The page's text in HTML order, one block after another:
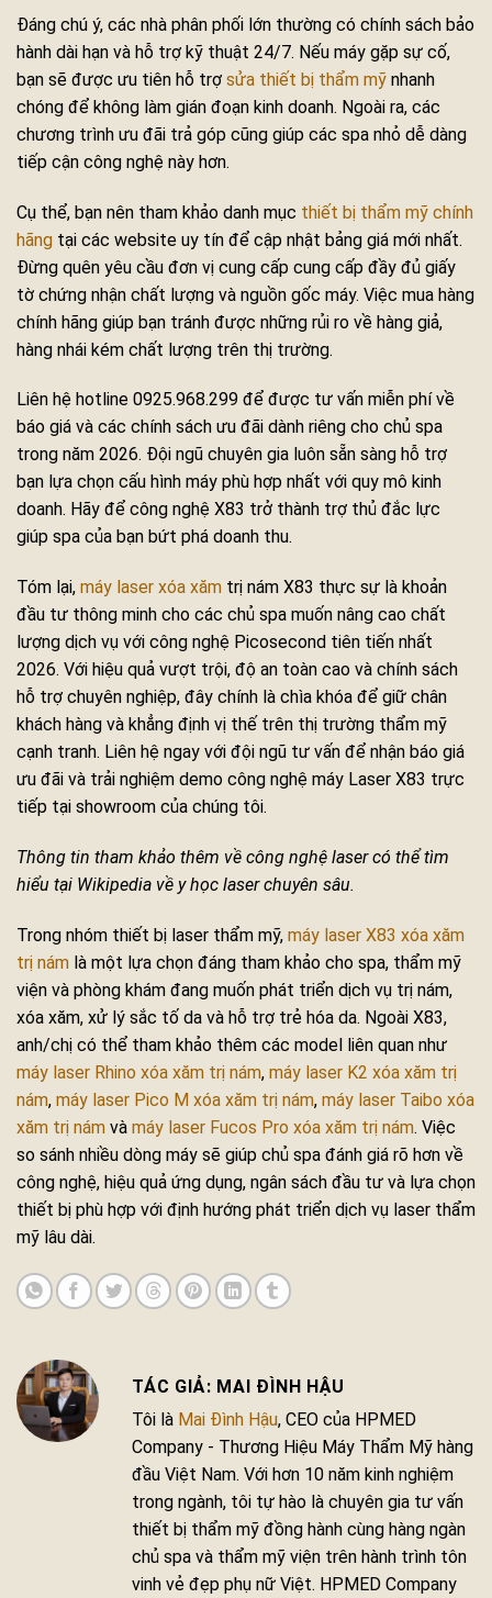
Đáng chú ý, các nhà phân phối lớn thường có chính sách bảo
hành dài hạn và hỗ trợ kỹ thuật 24/7. Nếu máy gặp sự cố,
bạn sẽ được ưu tiên hỗ trợ sửa thiết bị thẩm mỹ nhanh
chóng để không làm gián đoạn kinh doanh. Ngoài ra, các
chương trình ưu đãi trả góp cũng giúp các spa nhỏ dễ dàng
tiếp cận công nghệ này hơn.
Cụ thể, bạn nên tham khảo danh mục thiết bị thẩm mỹ chính
hãng tại các website uy tín để cập nhật bảng giá mới nhất.
Đừng quên yêu cầu đơn vị cung cấp cung cấp đầy đủ giấy
tờ chứng nhận chất lượng và nguồn gốc máy. Việc mua hàng
chính hãng giúp bạn tránh được những rủi ro về hàng giả,
hàng nhái kém chất lượng trên thị trường.
Liên hệ hotline 0925.968.299 để được tư vấn miễn phí về
báo giá và các chính sách ưu đãi dành riêng cho chủ spa
trong năm 2026. Đội ngũ chuyên gia luôn sẵn sàng hỗ trợ
bạn lựa chọn cấu hình máy phù hợp nhất với quy mô kinh
doanh. Hãy để công nghệ X83 trở thành trợ thủ đắc lực
giúp spa của bạn bứt phá doanh thu.
Tóm lại, máy laser xóa xăm trị nám X83 thực sự là khoản
đầu tư thông minh cho các chủ spa muốn nâng cao chất
lượng dịch vụ với công nghệ Picosecond tiên tiến nhất
2026. Với hiệu quả vượt trội, độ an toàn cao và chính sách
hỗ trợ chuyên nghiệp, đây chính là chìa khóa để giữ chân
khách hàng và khẳng định vị thế trên thị trường thẩm mỹ
cạnh tranh. Liên hệ ngay với đội ngũ tư vấn để nhận báo giá
ưu đãi và trải nghiệm demo công nghệ máy Laser X83 trực
tiếp tại showroom của chúng tôi.
Thông tin tham khảo thêm về công nghệ laser có thể tìm
hiểu tại Wikipedia về y học laser chuyên sâu.
Trong nhóm thiết bị laser thẩm mỹ, máy laser X83 xóa xăm
trị nám là một lựa chọn đáng tham khảo cho spa, thẩm mỹ
viện và phòng khám đang muốn phát triển dịch vụ trị nám,
xóa xăm, xử lý sắc tố da và hỗ trợ trẻ hóa da. Ngoài X83,
anh/chị có thể tham khảo thêm các model liên quan như
máy laser Rhino xóa xăm trị nám, máy laser K2 xóa xăm trị
nám, máy laser Pico M xóa xăm trị nám, máy laser Taibo xóa
xăm trị nám và máy laser Fucos Pro xóa xăm trị nám. Việc
so sánh nhiều dòng máy sẽ giúp chủ spa đánh giá rõ hơn về
công nghệ, hiệu quả ứng dụng, ngân sách đầu tư và lựa chọn
thiết bị phù hợp với định hướng phát triển dịch vụ laser thẩm
mỹ lâu dài.
MAI ĐÌNH HẬU
Tôi là Mai Đình Hậu, CEO của HPMED
Company - Thương Hiệu Máy Thẩm Mỹ hàng
đầu Việt Nam. Với hơn 10 năm kinh nghiệm
trong ngành, tôi tự hào là chuyên gia tư vấn
thiết bị thẩm mỹ đồng hành cùng hàng ngàn
chủ spa và thẩm mỹ viện trên hành trình tôn
vinh vẻ đẹp phụ nữ Việt. HPMED Company